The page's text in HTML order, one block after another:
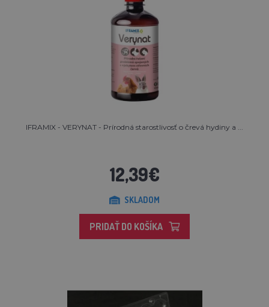
IFRAMIX - VERYNAT - Prírodná starostlivosť o črevá hydiny a ...
12,39€
SKLADOM
PRIDAŤ DO KOŠÍKA